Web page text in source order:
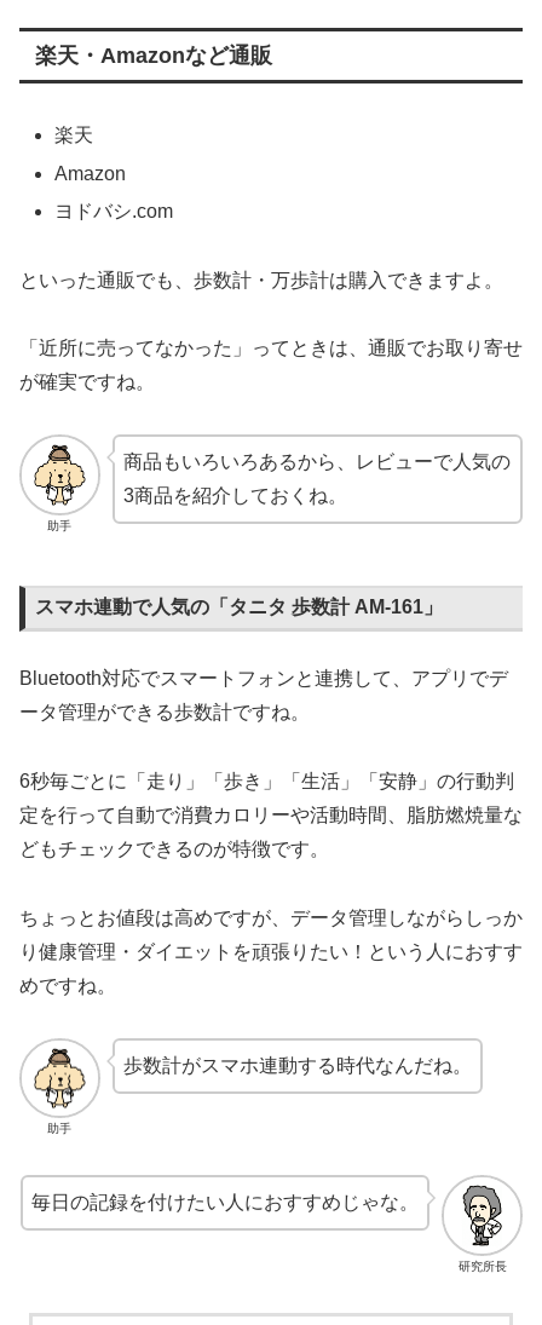
楽天・Amazonなど通販
楽天
Amazon
ヨドバシ.com
といった通販でも、歩数計・万歩計は購入できますよ。
「近所に売ってなかった」ってときは、通販でお取り寄せ
が確実ですね。
助手
商品もいろいろあるから、レビューで人気の
3商品を紹介しておくね。
スマホ連動で人気の「タニタ 歩数計 AM-161」
Bluetooth対応でスマートフォンと連携して、アプリでデ
ータ管理ができる歩数計ですね。
6秒毎ごとに「走り」「歩き」「生活」「安静」の行動判
定を行って自動で消費カロリーや活動時間、脂肪燃焼量な
どもチェックできるのが特徴です。
ちょっとお値段は高めですが、データ管理しながらしっか
り健康管理・ダイエットを頑張りたい！という人におすす
めですね。
助手
歩数計がスマホ連動する時代なんだね。
研究所長
毎日の記録を付けたい人におすすめじゃな。